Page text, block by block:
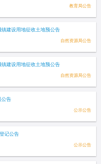
教育局公告
建设用地征收土地预公告
自然资源局公告
建设用地征收土地预公告
自然资源局公告
公告
公示公告
记公告
公示公告